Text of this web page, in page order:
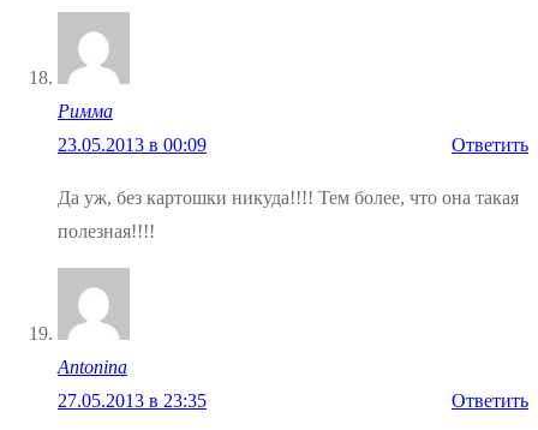
Римма
23.05.2013 в 00:09
Ответить
Да уж, без картошки никуда!!!! Тем более, что она такая
полезная!!!!
Antonina
27.05.2013 в 23:35
Ответить